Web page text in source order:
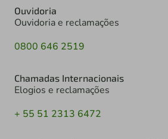
Ouvidoria
Ouvidoria e reclamações
0800 646 2519
Chamadas Internacionais
Elogios e reclamações
+ 55 51 2313 6472